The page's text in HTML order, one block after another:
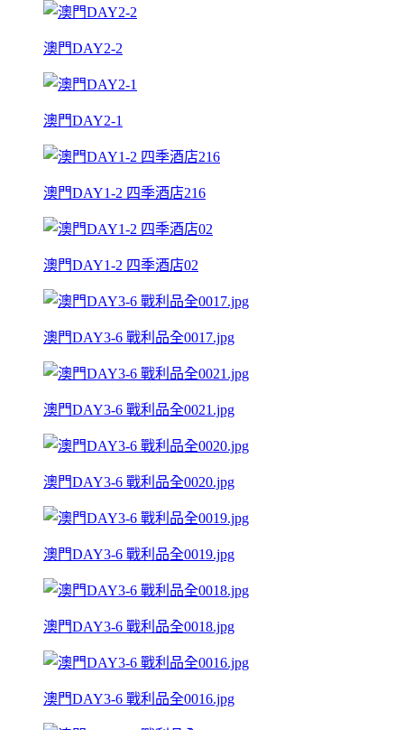
澳門DAY2-2
澳門DAY2-1
澳門DAY1-2 四季酒店216
澳門DAY1-2 四季酒店02
澳門DAY3-6 戰利品全0017.jpg
澳門DAY3-6 戰利品全0021.jpg
澳門DAY3-6 戰利品全0020.jpg
澳門DAY3-6 戰利品全0019.jpg
澳門DAY3-6 戰利品全0018.jpg
澳門DAY3-6 戰利品全0016.jpg